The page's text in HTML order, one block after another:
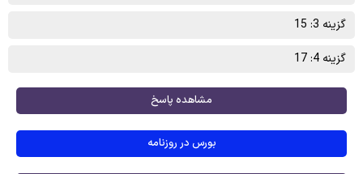
گزینه 3: 15
گزینه 4: 17
مشاهده پاسخ
بورس در روزنامه